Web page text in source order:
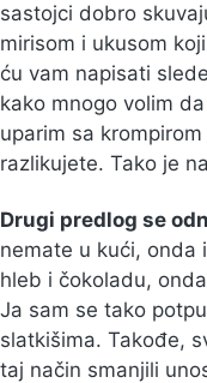
sastojci dobro
mirisom i ukusom
ću vam napisati
kako mnogo volim
uparim sa
razlikujete. Tako je
Drugi predlog se
nemate u kući, onda
hleb i čokoladu,
Ja sam se tako
slatkišima. Takođe,
taj način smanjili